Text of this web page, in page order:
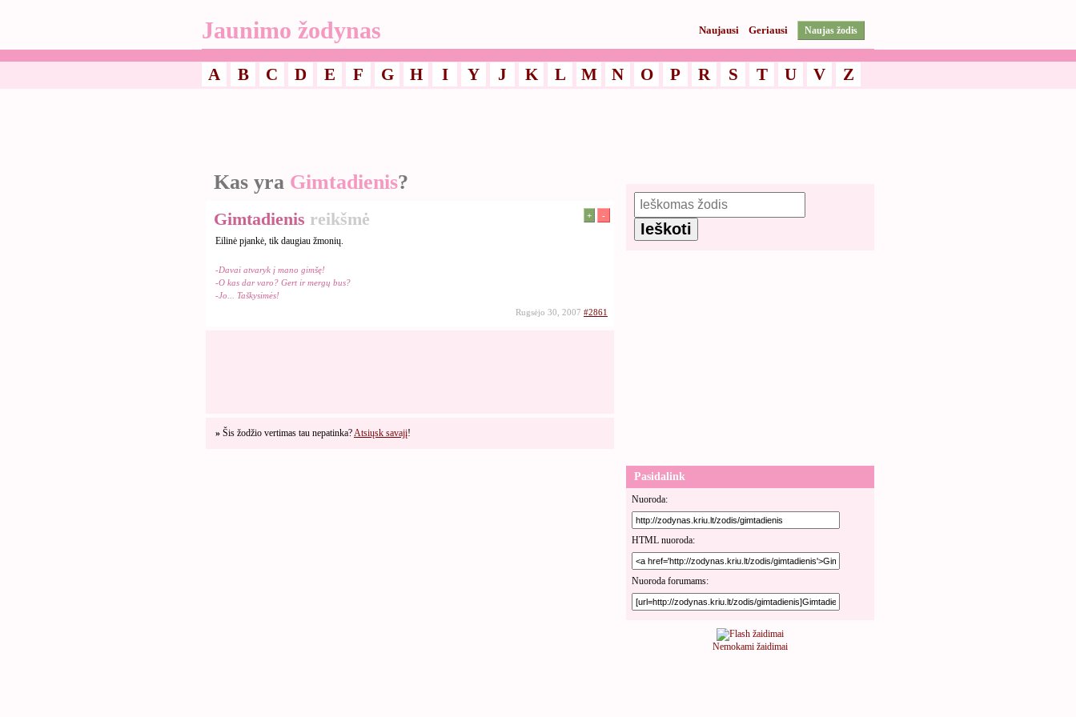
Jaunimo žodynas Naujausi Geriausi Naujas žodis
A B C D E F G H I Y J K L M N O P R S T U V Z
Kas yra Gimtadienis?
Gimtadienis reikšmė + -
Eilinė pjankė, tik daugiau žmonių.
-Davai atvaryk į mano gimšę!
-O kas dar varo? Gert ir mergų bus?
-Jo... Taškysimės!
Rugsėjo 30, 2007 #2861
» Šis žodžio vertimas tau nepatinka?Atsiųsk savajį!
Pasidalink
Nuoroda:
HTML nuoroda:
Nuoroda forumams:
Nemokami žaidimai